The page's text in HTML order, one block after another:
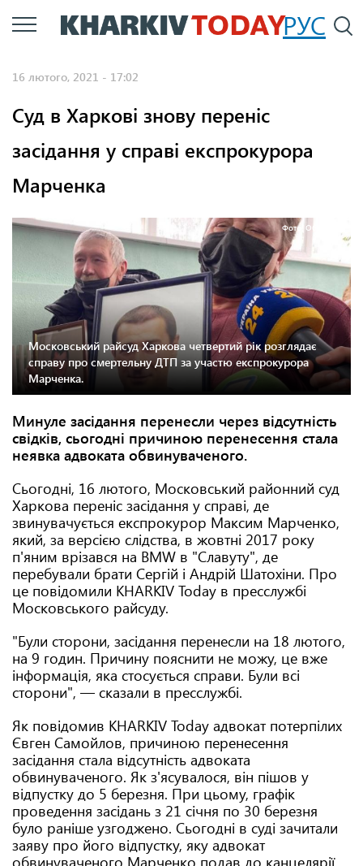
Перейти
до
РУС
16 лютого, 2021 - 17:02
Суд в Харкові знову переніс
засідання у справі експрокурора
Марченка
Фото: Объектив
Московський райсуд Харкова четвертий рік розглядає
справу про смертельну ДТП за участю експрокурора
Марченка.
Минуле засідання перенесли через відсутність
свідків, сьогодні причиною перенесення стала
неявка адвоката обвинуваченого.
Сьогодні, 16 лютого, Московський районний суд
Харкова переніс засідання у справі, де
звинувачується експрокурор Максим Марченко,
який, за версією слідства, в жовтні 2017 року
п'яним врізався на BMW в "Славуту", де
перебували брати Сергій і Андрій Шатохіни. Про
це повідомили KHARKIV Today в пресслужбі
Московського райсуду.
"Були сторони, засідання перенесли на 18 лютого,
на 9 годин. Причину пояснити не можу, це вже
інформація, яка стосується справи. Були всі
сторони", — сказали в пресслужбі.
Як повідомив KHARKIV Today адвокат потерпілих
Євген Самойлов, причиною перенесення
засідання стала відсутність адвоката
обвинуваченого. Як з'ясувалося, він пішов у
відпустку до 5 березня. При цьому, графік
проведення засідань з 21 січня по 30 березня
було раніше узгоджено. Сьогодні в суді зачитали
заяву про його відпустку, яку адвокат
обвинуваченого Марченко подав до канцелярії